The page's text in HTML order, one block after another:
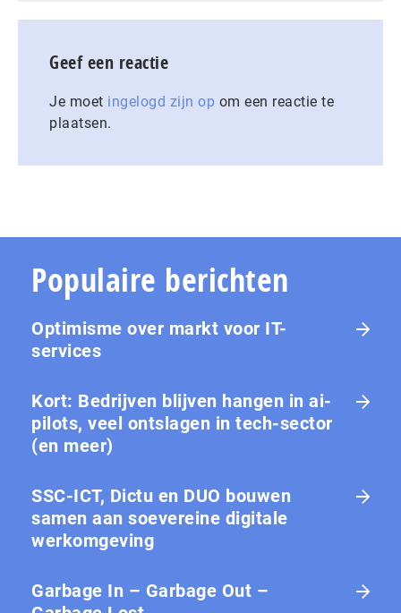
Geef een reactie
Je moet ingelogd zijn op om een reactie te
plaatsen.
Populaire berichten
Optimisme over markt voor IT-
services
Kort: Bedrijven blijven hangen in ai-
pilots, veel ontslagen in tech-sector
(en meer)
SSC-ICT, Dictu en DUO bouwen
samen aan soevereine digitale
werkomgeving
Garbage In – Garbage Out –